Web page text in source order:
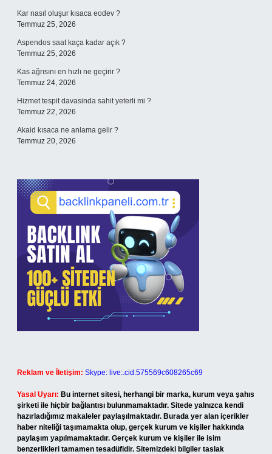
Kar nasıl oluşur kısaca eodev ?
Temmuz 25, 2026
Aspendos saat kaça kadar açık ?
Temmuz 25, 2026
Kas ağrısını en hızlı ne geçirir ?
Temmuz 24, 2026
Hizmet tespit davasinda sahit yeterli mi ?
Temmuz 22, 2026
Akaid kısaca ne anlama gelir ?
Temmuz 20, 2026
Reklam ve İletişim: Skype: live:.cid.575569c608265c69
Yasal Uyarı: Bu internet sitesi, herhangi bir marka, kurum veya şahıs
şirketi ile hiçbir bağlantısı bulunmamaktadır. Sitede yalnızca kendi
hazırladığımız makaleler paylaşılmaktadır. Burada yer alan içerikler
haber niteliği taşımamakta olup, gerçek kurum ve kişiler hakkında
paylaşım yapılmamaktadır. Gerçek kurum ve kişiler ile isim
benzerlikleri tamamen tesadüfidir. Sitemizdeki bilgiler taslak